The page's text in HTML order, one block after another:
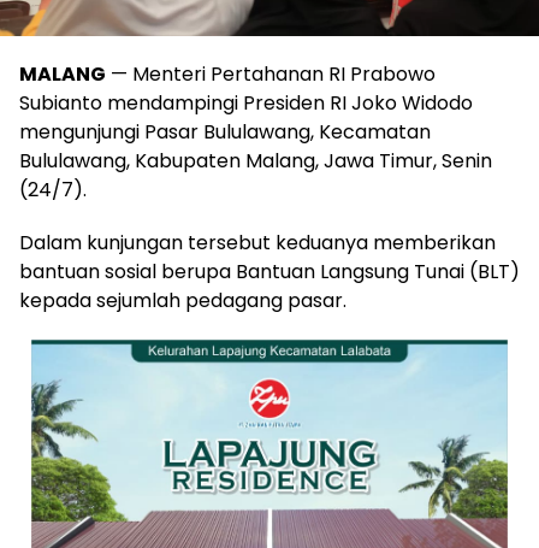
MALANG — Menteri Pertahanan RI Prabowo
Subianto mendampingi Presiden RI Joko Widodo
mengunjungi Pasar Bululawang, Kecamatan
Bululawang, Kabupaten Malang, Jawa Timur, Senin
(24/7).
Dalam kunjungan tersebut keduanya memberikan
bantuan sosial berupa Bantuan Langsung Tunai (BLT)
kepada sejumlah pedagang pasar.